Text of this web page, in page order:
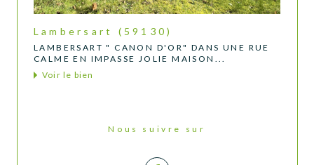
Lambersart (59130)
LAMBERSART " CANON D'OR" DANS UNE RUE
CALME EN IMPASSE JOLIE MAISON...
Voir le bien
Nous suivre sur